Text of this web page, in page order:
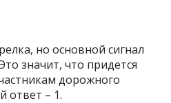
но основной сигнал
значит, что придется
дорожного
ответ – 1.